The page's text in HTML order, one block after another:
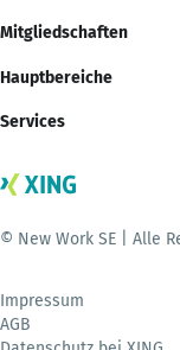
Mitgliedschaften
Hauptbereiche
Services
© New Work SE | Alle
Impressum
AGB